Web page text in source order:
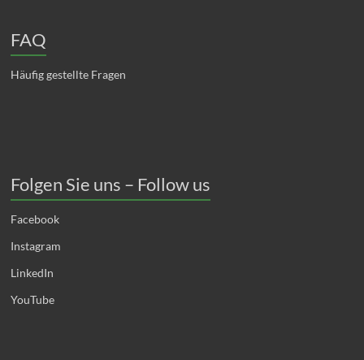
FAQ
Häufig gestellte Fragen
Folgen Sie uns – Follow us
Facebook
Instagram
LinkedIn
YouTube